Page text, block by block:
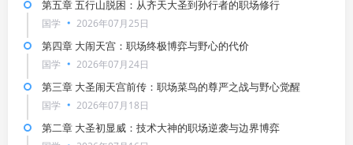
第五章 五行山脱困：从齐天大圣到孙行者的职场修行
国学 2026年07月25日
第四章 大闹天宫：职场终极博弈与野心的代价
国学 2026年07月24日
第三章 大圣闹天宫前传：职场菜鸟的尊严之战与野心觉醒
国学 2026年07月18日
第二章 大圣初显威：技术大神的职场逆袭与边界博弈